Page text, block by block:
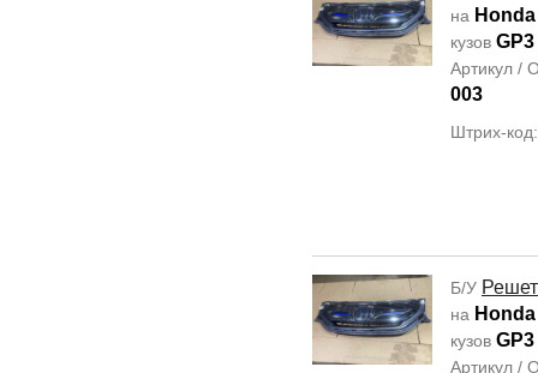
на
кузов GP3
Артикул /
003
Штрих-
Б/У
на
кузов GP3
Артикул /